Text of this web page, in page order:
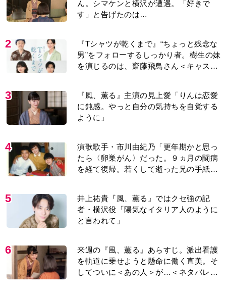
ん。シマケンと横沢が遭遇。「好きで
す」と告げたのは…
2
『Tシャツが乾くまで』“ちょっと残念な
男”をフォローするしっかり者。樹生の妹
を演じるのは、齋藤飛鳥さん＜キャスト
3
『風、薫る』主演の見上愛「りんは恋愛
に鈍感。やっと自分の気持ちを自覚する
ように」
4
演歌歌手・市川由紀乃「更年期かと思っ
たら〈卵巣がん〉だった。９ヵ月の闘病
を経て復帰。若くして逝った兄の手紙を
5
井上祐貴『風、薫る』ではクセ強の記
者・横沢役「陽気なイタリア人のように
と言われて」
6
来週の『風、薫る』あらすじ。派出看護
を軌道に乗せようと懸命に働く直美。そ
してついに＜あの人＞が…＜ネタバレあ